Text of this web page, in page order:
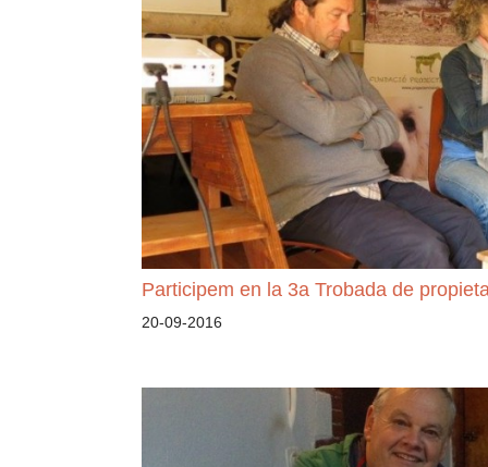
Participem en la 3a Trobada de
20-09-2016